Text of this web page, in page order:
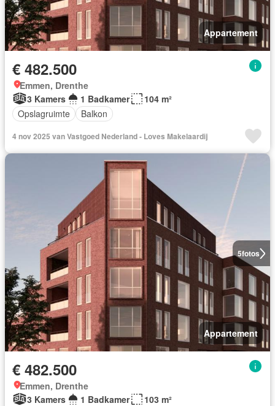
Appartement
€ 482.500
Emmen, Drenthe
3 Kamers
1 Badkamer
104 m²
Opslagruimte
Balkon
4 nov 2025 van Vastgoed Nederland - Loves Makelaardij
5fotos
Appartement
€ 482.500
Emmen, Drenthe
3 Kamers
1 Badkamer
103 m²